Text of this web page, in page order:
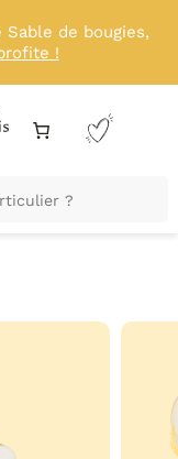
de bougies,
!